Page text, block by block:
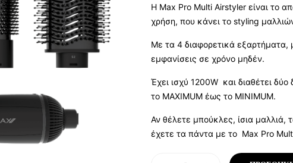
Η Max Pro Multi Airstyler είναι το
χρήση, που κάνει το styling
Με τα 4 διαφορετικά εξαρτήματα,
εμφανίσεις σε χρόνο μηδέν.
Έχει ισχύ 1200W και διαθέτει
το MAXIMUM έως το MINIMUM.
Αν θέλετε μπούκλες, ίσια
έχετε τα πάντα με το Max Pro